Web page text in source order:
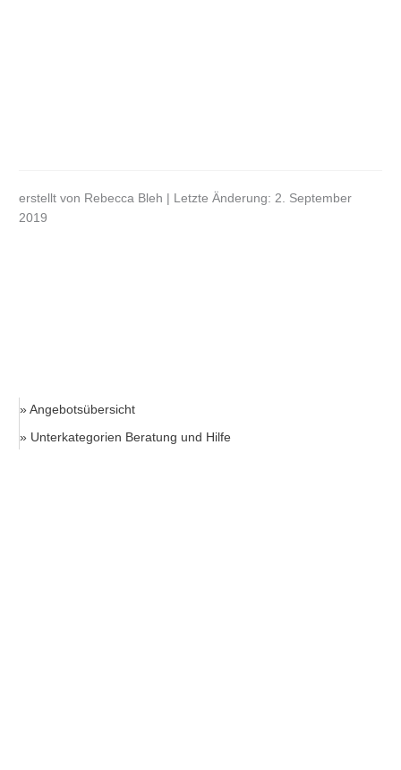
erstellt von Rebecca Bleh | Letzte Änderung: 2. September
2019
» Angebotsübersicht
» Unterkategorien Beratung und Hilfe